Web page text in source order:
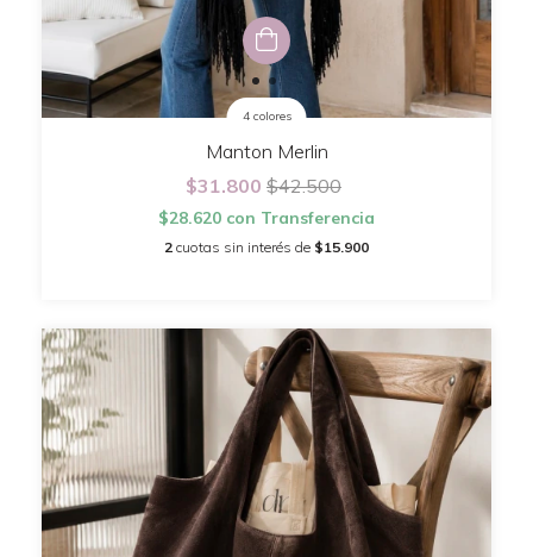
4 colores
Manton Merlin
$31.800 $42.500
$28.620 con Transferencia
2 cuotas sin interés de $15.900